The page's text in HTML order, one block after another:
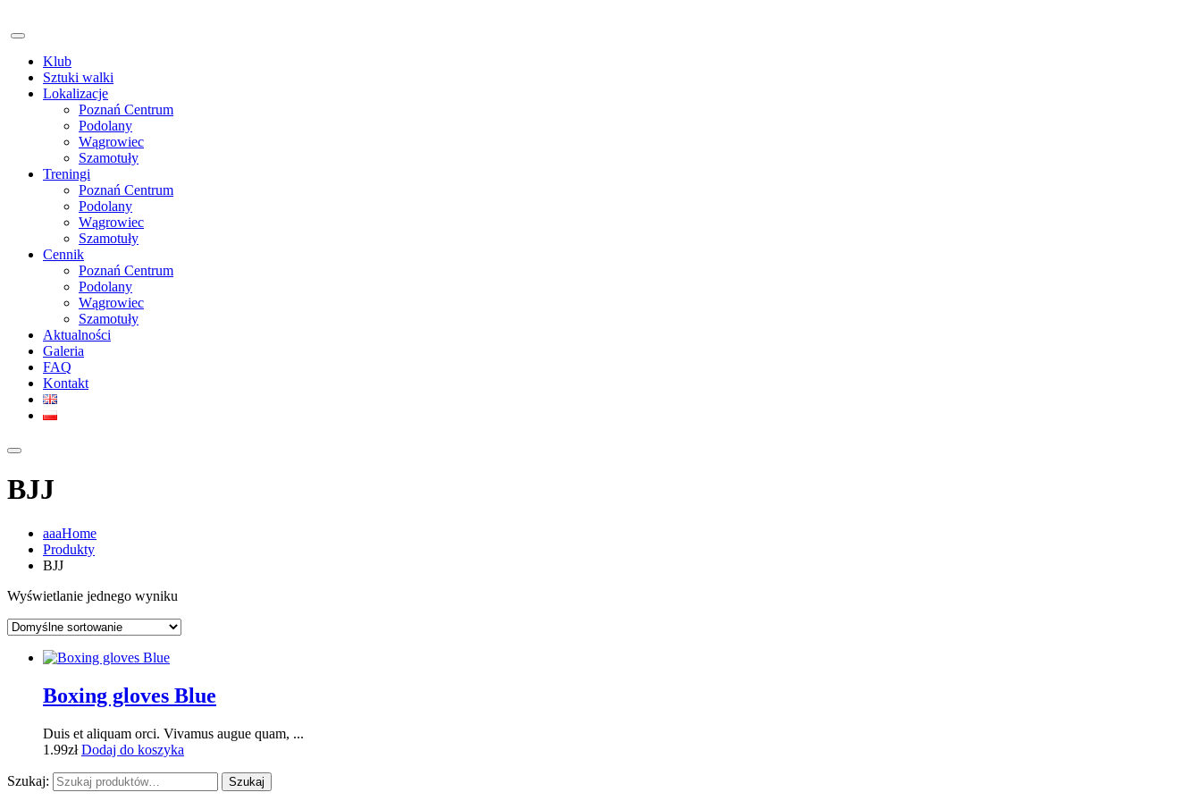
Klub
Sztuki walki
Lokalizacje
Poznań Centrum
Podolany
Wągrowiec
Szamotuły
Treningi
Poznań Centrum
Podolany
Wągrowiec
Szamotuły
Cennik
Poznań Centrum
Podolany
Wągrowiec
Szamotuły
Aktualności
Galeria
FAQ
Kontakt
BJJ
aaaHome
Produkty
BJJ
Wyświetlanie jednego wyniku
Boxing gloves Blue
Duis et aliquam orci. Vivamus augue quam, ...
1.99zł Dodaj do koszyka
Szukaj: Szukaj